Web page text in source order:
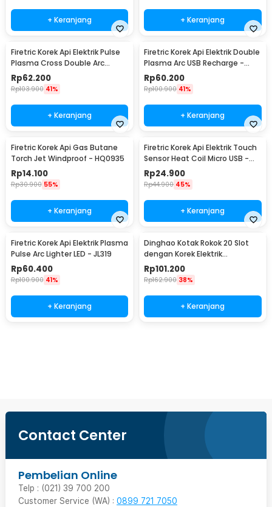
+ Keranjang + Keranjang
Firetric Korek Api Elektrik Pulse
Plasma Cross Double Arc
Lighter - JL613-FD
Rp62.200
Rp103.900 41%
+ Keranjang
Firetric Korek Api Elektrik Double
Plasma Arc USB Recharge -
JL113
Rp60.200
Rp100.900 41%
+ Keranjang
Firetric Korek Api Gas Butane
Torch Jet Windproof - HQ0935
Rp14.100
Rp30.900 55%
+ Keranjang
Firetric Korek Api Elektrik Touch
Sensor Heat Coil Micro USB -
JL711
Rp24.900
Rp44.900 45%
+ Keranjang
Firetric Korek Api Elektrik Plasma
Pulse Arc Lighter LED - JL319
Rp60.400
Rp100.900 41%
+ Keranjang
Dinghao Kotak Rokok 20 Slot
dengan Korek Elektrik
Pyrotechnic - DH-9010
Rp101.200
Rp162.900 38%
+ Keranjang
Contact Center
Pembelian Online
Telp : (021) 39 700 200
Customer Service (WA) : 0899 721 7050